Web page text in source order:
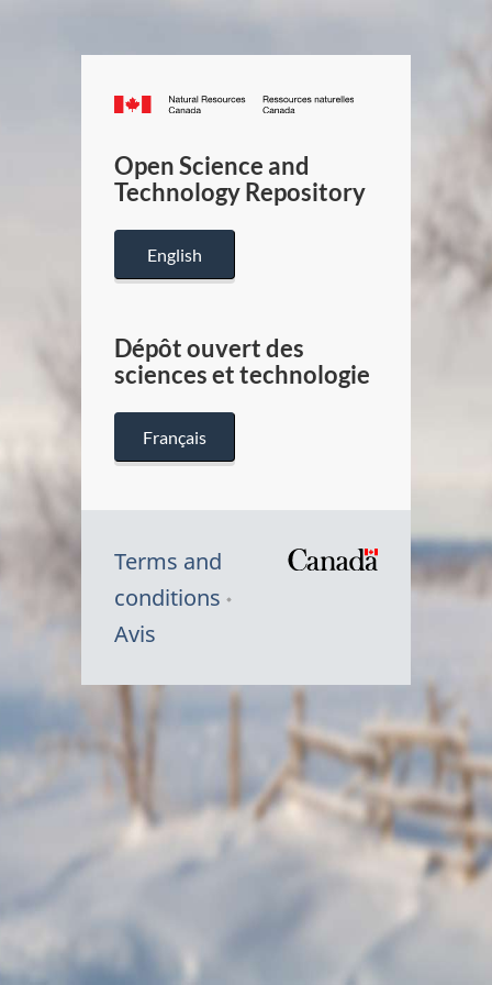
Canada.ca
/
Canada
Open Science and
Technology Repository
English
Dépôt ouvert des
sciences et technologie
Français
Terms and
conditions
Avis
Symbole
Canada